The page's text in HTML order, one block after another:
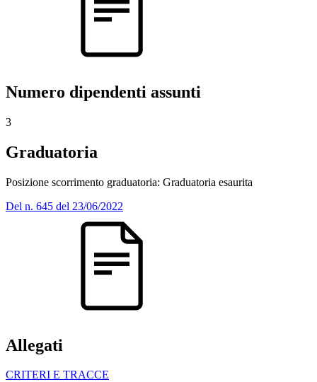
Numero dipendenti assunti
3
Graduatoria
Posizione scorrimento graduatoria: Graduatoria esaurita
Del n. 645 del 23/06/2022
Allegati
CRITERI E TRACCE